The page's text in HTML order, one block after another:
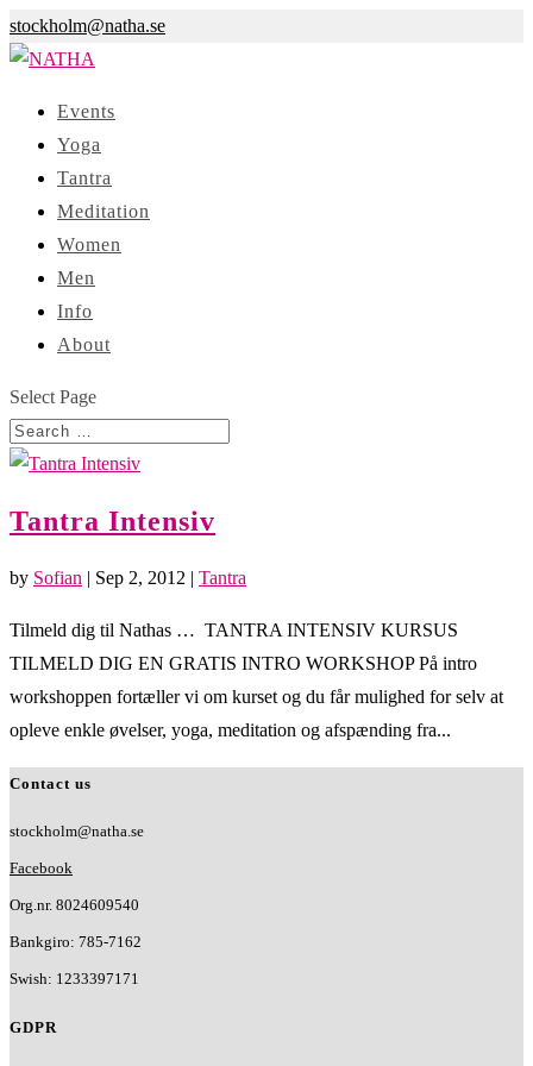
stockholm@natha.se
Events
Yoga
Tantra
Meditation
Women
Men
Info
About
Select Page
Tantra Intensiv
by Sofian | Sep 2, 2012 | Tantra
Tilmeld dig til Nathas … TANTRA INTENSIV KURSUS
TILMELD DIG EN GRATIS INTRO WORKSHOP På intro
workshoppen fortæller vi om kurset og du får mulighed for selv at
opleve enkle øvelser, yoga, meditation og afspænding fra...
Contact us
stockholm@natha.se
Facebook
Org.nr. 8024609540
Bankgiro: 785-7162
Swish: 1233397171
GDPR